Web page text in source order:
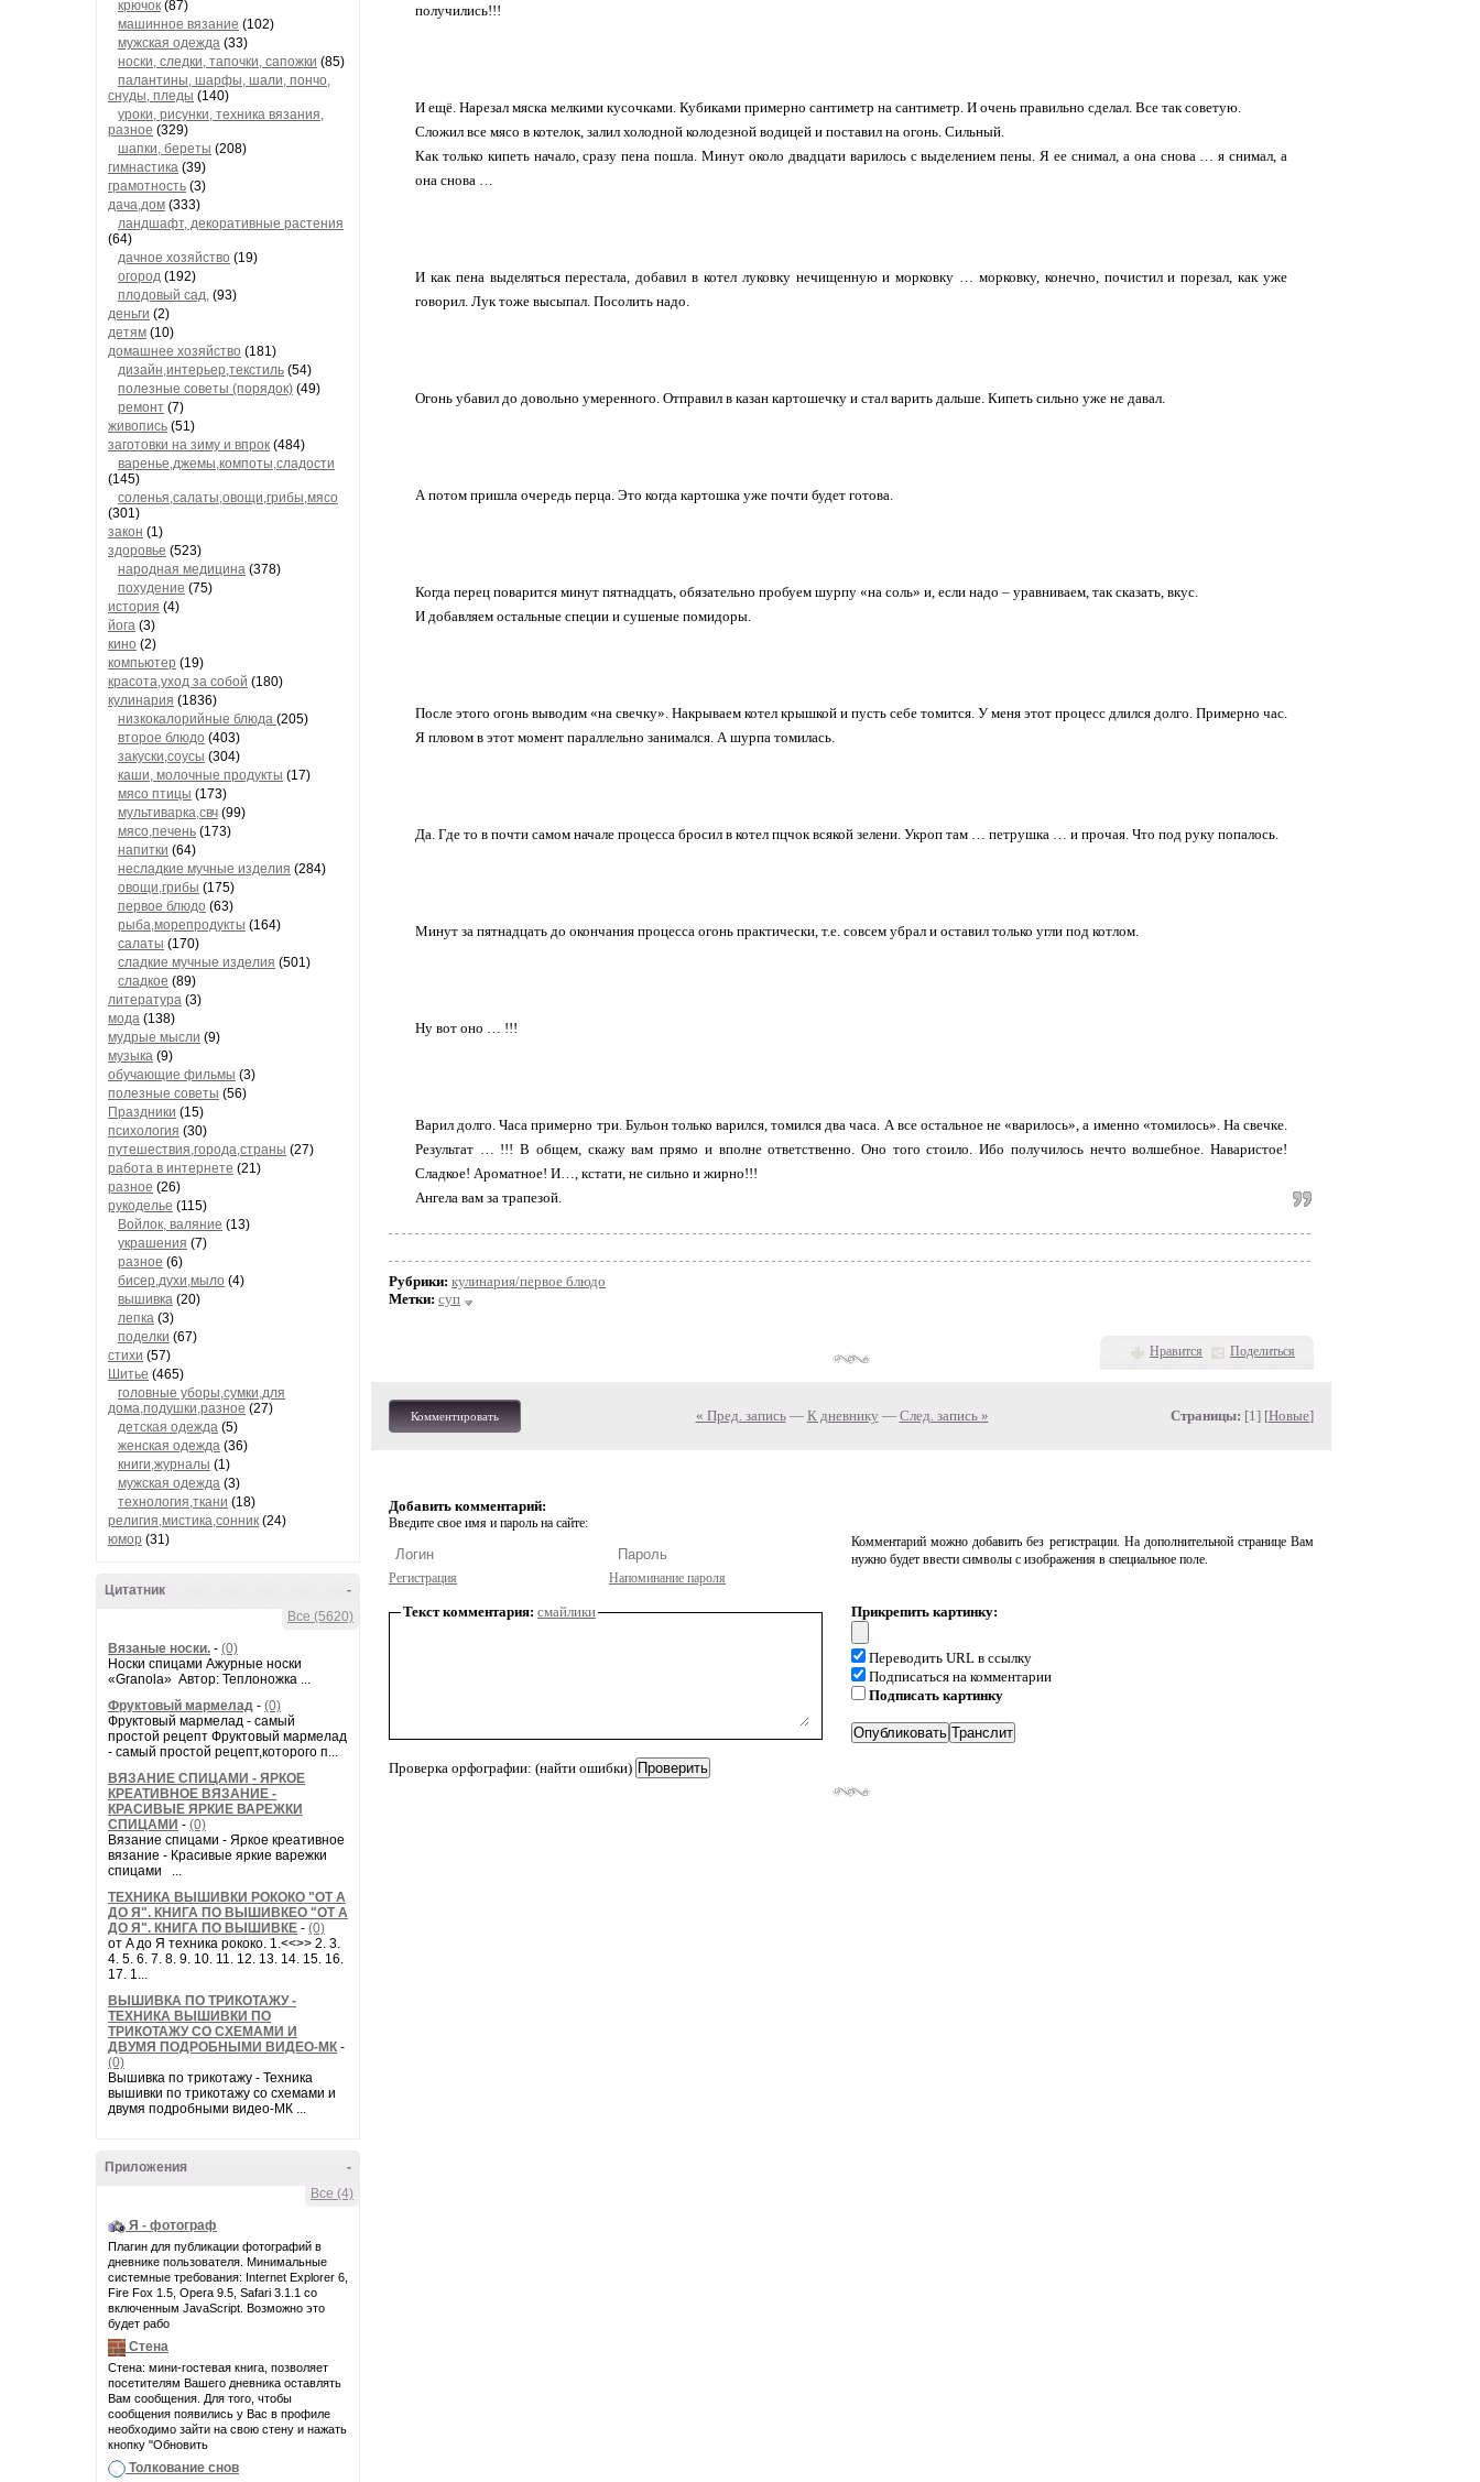
крючок (87)
машинное вязание (102)
мужская одежда (33)
носки, следки, тапочки, сапожки (85)
палантины, шарфы, шали, пончо,
снуды, пледы (140)
уроки, рисунки, техника вязания,
разное (329)
шапки, береты (208)
гимнастика (39)
грамотность (3)
дача,дом (333)
ландшафт, декоративные растения
(64)
дачное хозяйство (19)
огород (192)
плодовый сад, (93)
деньги (2)
детям (10)
домашнее хозяйство (181)
дизайн,интерьер,текстиль (54)
полезные советы (порядок) (49)
ремонт (7)
живопись (51)
заготовки на зиму и впрок (484)
варенье,джемы,компоты,сладости
(145)
соленья,салаты,овощи,грибы,мясо
(301)
закон (1)
здоровье (523)
народная медицина (378)
похудение (75)
история (4)
йога (3)
кино (2)
компьютер (19)
красота,уход за собой (180)
кулинария (1836)
низкокалорийные блюда (205)
второе блюдо (403)
закуски,соусы (304)
каши, молочные продукты (17)
мясо птицы (173)
мультиварка,свч (99)
мясо,печень (173)
напитки (64)
несладкие мучные изделия (284)
овощи,грибы (175)
первое блюдо (63)
рыба,морепродукты (164)
салаты (170)
сладкие мучные изделия (501)
сладкое (89)
литература (3)
мода (138)
мудрые мысли (9)
музыка (9)
обучающие фильмы (3)
полезные советы (56)
Праздники (15)
психология (30)
путешествия,города,страны (27)
работа в интернете (21)
разное (26)
рукоделье (115)
Войлок, валяние (13)
украшения (7)
разное (6)
бисер,духи,мыло (4)
вышивка (20)
лепка (3)
поделки (67)
стихи (57)
Шитье (465)
головные уборы,сумки,для
дома,подушки,разное (27)
детская одежда (5)
женская одежда (36)
книги,журналы (1)
мужская одежда (3)
технология,ткани (18)
религия,мистика,сонник (24)
юмор (31)
-
Цитатник
Все (5620)
Вязаные носки. - (0)
Носки спицами Ажурные носки
«Granola» Автор: Теплоножка ...
Фруктовый мармелад - (0)
Фруктовый мармелад - самый
простой рецепт Фруктовый мармелад
- самый простой рецепт,которого п...
ВЯЗАНИЕ СПИЦАМИ - ЯРКОЕ
КРЕАТИВНОЕ ВЯЗАНИЕ -
КРАСИВЫЕ ЯРКИЕ ВАРЕЖКИ
СПИЦАМИ - (0)
Вязание спицами - Яркое креативное
вязание - Красивые яркие варежки
спицами ...
ТЕХНИКА ВЫШИВКИ РОКОКО "ОТ А
ДО Я". КНИГА ПО ВЫШИВКЕО "ОТ А
ДО Я". КНИГА ПО ВЫШИВКЕ - (0)
от A до Я техника рококо. 1.<<>> 2. 3.
4. 5. 6. 7. 8. 9. 10. 11. 12. 13. 14. 15. 16.
17. 1...
ВЫШИВКА ПО ТРИКОТАЖУ -
ТЕХНИКА ВЫШИВКИ ПО
ТРИКОТАЖУ СО СХЕМАМИ И
ДВУМЯ ПОДРОБНЫМИ ВИДЕО-МК -
(0)
Вышивка по трикотажу - Техника
вышивки по трикотажу со схемами и
двумя подробными видео-МК ...
-
Приложения
Все (4)
Я - фотограф
Плагин для публикации фотографий в
дневнике пользователя. Минимальные
системные требования: Internet Explorer 6,
Fire Fox 1.5, Opera 9.5, Safari 3.1.1 со
включенным JavaScript. Возможно это
будет рабо
Стена
Стена: мини-гостевая книга, позволяет
посетителям Вашего дневника оставлять
Вам сообщения. Для того, чтобы
сообщения появились у Вас в профиле
необходимо зайти на свою стену и нажать
кнопку "Обновить
Толкование снов
получились!!!
И ещё. Нарезал мяска мелкими кусочками. Кубиками примерно сантиметр на сантиметр. И очень правильно сделал. Все так советую.
Сложил все мясо в котелок, залил холодной колодезной водицей и поставил на огонь. Сильный.
Как только кипеть начало, сразу пена пошла. Минут около двадцати варилось с выделением пены. Я ее снимал, а она снова … я снимал, а
она снова …
И как пена выделяться перестала, добавил в котел луковку нечищенную и морковку … морковку, конечно, почистил и порезал, как уже
говорил. Лук тоже высыпал. Посолить надо.
Огонь убавил до довольно умеренного. Отправил в казан картошечку и стал варить дальше. Кипеть сильно уже не давал.
А потом пришла очередь перца. Это когда картошка уже почти будет готова.
Когда перец поварится минут пятнадцать, обязательно пробуем шурпу «на соль» и, если надо – уравниваем, так сказать, вкус.
И добавляем остальные специи и сушеные помидоры.
После этого огонь выводим «на свечку». Накрываем котел крышкой и пусть себе томится. У меня этот процесс длился долго. Примерно час.
Я пловом в этот момент параллельно занимался. А шурпа томилась.
Да. Где то в почти самом начале процесса бросил в котел пцчок всякой зелени. Укроп там … петрушка … и прочая. Что под руку попалось.
Минут за пятнадцать до окончания процесса огонь практически, т.е. совсем убрал и оставил только угли под котлом.
Ну вот оно … !!!
Варил долго. Часа примерно три. Бульон только варился, томился два часа. А все остальное не «варилось», а именно «томилось». На свечке.
Результат … !!! В общем, скажу вам прямо и вполне ответственно. Оно того стоило. Ибо получилось нечто волшебное. Наваристое!
Сладкое! Ароматное! И…, кстати, не сильно и жирно!!!
Ангела вам за трапезой.
Рубрики: кулинария/первое блюдо
Метки: суп
Нравится Поделиться
Комментировать « Пред. запись— К дневнику — След. запись » Страницы: [1] [Новые]
Добавить комментарий:
Введите свое имя и пароль на сайте:
Регистрация Напоминание пароля
Комментарий можно добавить без регистрации. На дополнительной странице Вам
нужно будет ввести символы с изображения в специальное поле.
Текст комментария: смайлики
Проверка орфографии: (найти ошибки)
Прикрепить картинку:
Переводить URL в ссылку
Подписаться на комментарии
Подписать картинку